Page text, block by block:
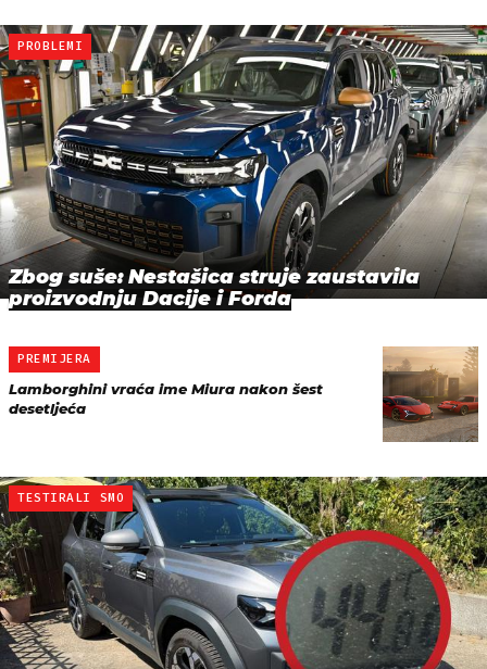
PROBLEMI
Zbog suše: Nestašica struje zaustavila
proizvodnju Dacije i Forda
PREMIJERA
Lamborghini vraća ime Miura nakon šest
desetljeća
TESTIRALI SMO